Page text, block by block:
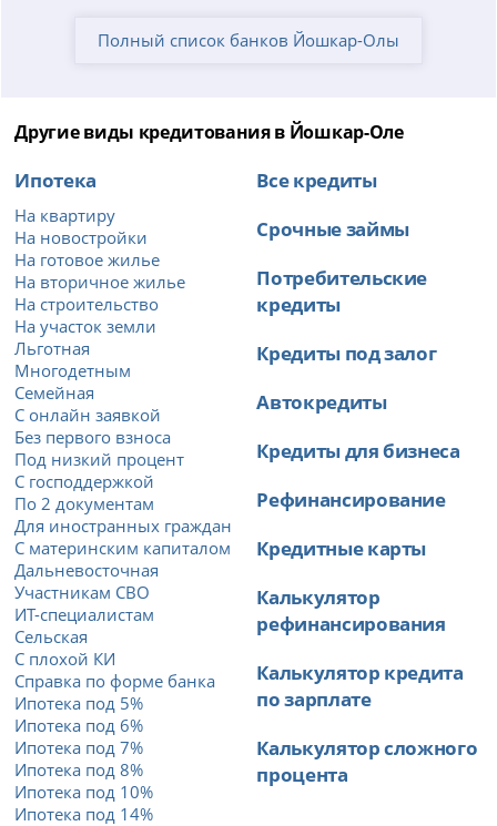
Полный список банков Йошкар-Олы
Другие виды кредитования в Йошкар-Оле
Ипотека
На квартиру
На новостройки
На готовое жилье
На вторичное жилье
На строительство
На участок земли
Льготная
Многодетным
Семейная
С онлайн заявкой
Без первого взноса
Под низкий процент
С господдержкой
По 2 документам
Для иностранных граждан
С материнским капиталом
Дальневосточная
Участникам СВО
ИТ-специалистам
Сельская
С плохой КИ
Справка по форме банка
Ипотека под 5%
Ипотека под 6%
Ипотека под 7%
Ипотека под 8%
Ипотека под 10%
Ипотека под 14%
Все кредиты
Срочные займы
Потребительские
кредиты
Кредиты под залог
Автокредиты
Кредиты для бизнеса
Рефинансирование
Кредитные карты
Калькулятор
рефинансирования
Калькулятор кредита
по зарплате
Калькулятор сложного
процента